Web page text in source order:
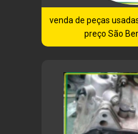
venda de peças
preço São